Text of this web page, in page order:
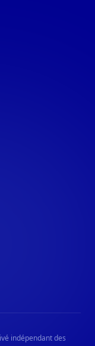
indépendant des